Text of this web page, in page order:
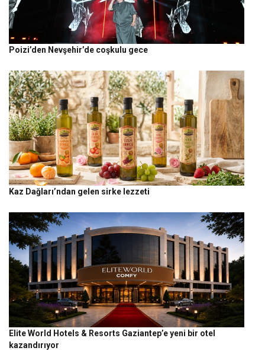
Poizi’den Nevşehir’de coşkulu gece
Kaz Dağları’ndan gelen sirke lezzeti
Elite World Hotels & Resorts Gaziantep’e yeni bir otel
kazandırıyor